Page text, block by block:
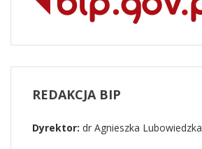
REDAKCJABIP
Dyrektor: dr Agnieszka Lubowiedzka